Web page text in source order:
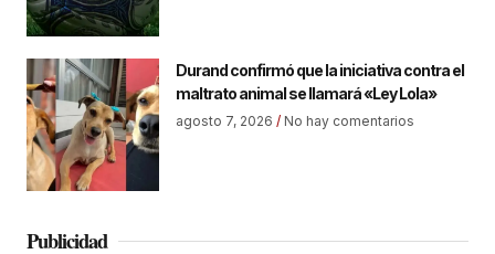
Durand confirmó que la iniciativa contra el
maltrato animal se llamará «Ley Lola»
agosto 7, 2026 No hay comentarios
Publicidad